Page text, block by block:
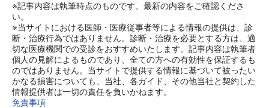
※記事内容は執筆時点のものです。最新の内容をご確認くださ
い。
※当サイトにおける医師・医療従事者等による情報の提供は、診
断・治療行為ではありません。診断・治療を必要とする方は、適
切な医療機関での受診をおすすめいたします。記事内容は執筆者
個人の見解によるものであり、全ての方への有効性を保証するも
のではありません。当サイトで提供する情報に基づいて被ったい
かなる損害についても、当社、各ガイド、その他当社と契約した
情報提供者は一切の責任を負いかねます。
免責事項